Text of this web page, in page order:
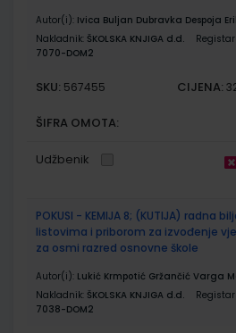
Autor(i): Ivica Buljan Dubravka Despoja
Nakladnik: ŠKOLSKA KNJIGA d.d.
7070-DOM2
SKU: 567455 CIJENA:
ŠIFRA OMOTA:
Udžbenik
POKUSI - KEMIJA 8; (KUTIJA) radna
listovima i priborom za izvođenje
za osmi razred osnovne škole
Autor(i): Lukić Krmpotić Gržančić Varga
Nakladnik: ŠKOLSKA KNJIGA d.d.
7038-DOM2